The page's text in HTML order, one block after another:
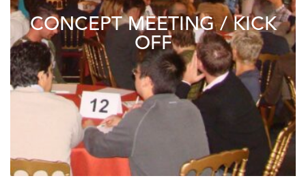
CONCEPT MEETING / KICK
OFF